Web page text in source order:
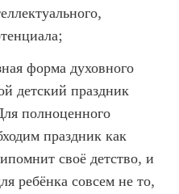
форма духовного
детский праздник
полноценного
праздник как
своё детство, и
ребёнка совсем не то,